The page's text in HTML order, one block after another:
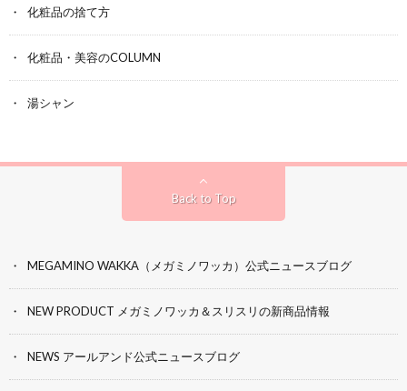
化粧品の捨て方
化粧品・美容のCOLUMN
湯シャン
Back to Top
MEGAMINO WAKKA（メガミノワッカ）公式ニュースブログ
NEW PRODUCT メガミノワッカ＆スリスリの新商品情報
NEWS アールアンド公式ニュースブログ